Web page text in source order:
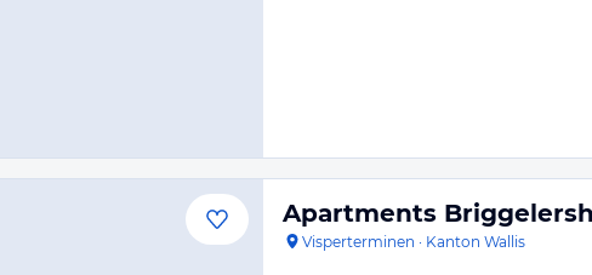
Apartments
Visperterminen · Kanton Wallis